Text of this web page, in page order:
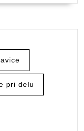
pri delu